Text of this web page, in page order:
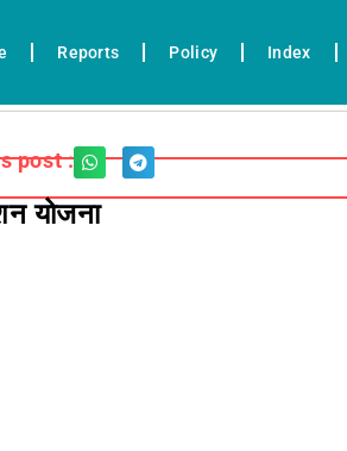
Reports Policy Index
post :
योजना